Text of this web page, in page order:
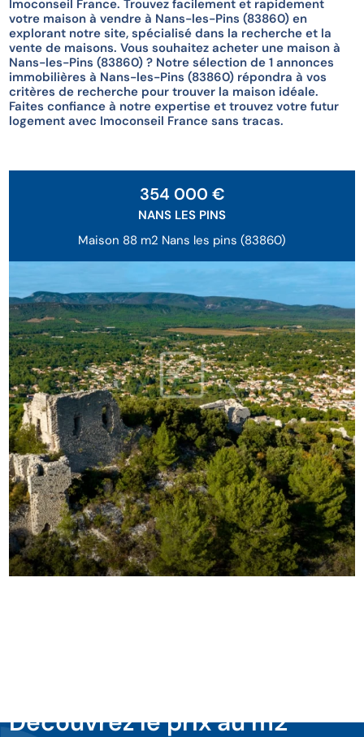
Imoconseil France. Trouvez facilement et rapidement
votre maison à vendre à Nans-les-Pins (83860) en
explorant notre site, spécialisé dans la recherche et la
vente de maisons. Vous souhaitez acheter une maison à
Nans-les-Pins (83860) ? Notre sélection de 1 annonces
immobilières à Nans-les-Pins (83860) répondra à vos
critères de recherche pour trouver la maison idéale.
Faites confiance à notre expertise et trouvez votre futur
logement avec Imoconseil France sans tracas.
Maison 88 m2 Nans les pins (83860)
354 000 €
NANS LES PINS
Découvrez le prix au m2